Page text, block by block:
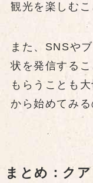
観光を楽しむ
また、SNSや
状を発信する
もらうことも
から始めてみる
まとめ：ク